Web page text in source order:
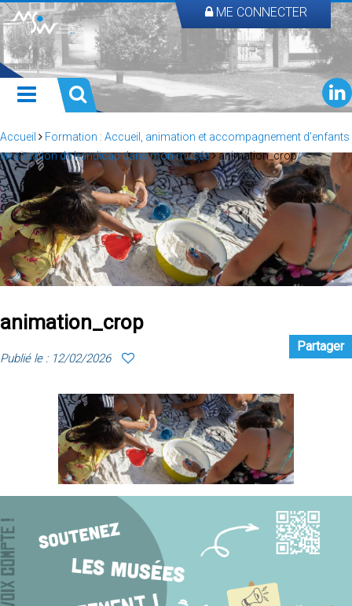
ME CONNECTER
Accueil
Formation : Accueil, animation et accompagnement d’enfants
en situation de handicap dans mon musée
animation_crop
animation_crop
Publié le : 12/02/2026
Partager